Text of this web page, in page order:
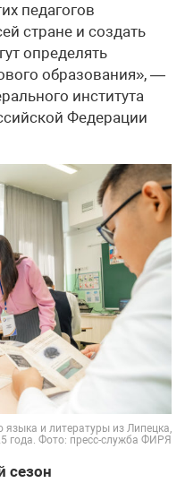
педагогов
стране и создать
определять
образования», —
института
Федерации
языка и литературы из Липецка,
года. Фото: пресс-служба ФИРЯ
сезон